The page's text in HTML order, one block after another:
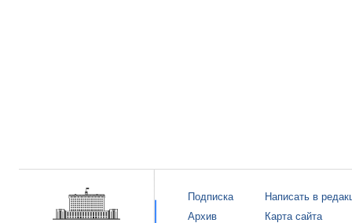
Подписка
Архив
Написать в
Карта сайта